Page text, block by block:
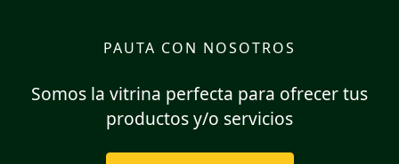
PAUTA CON NOSOTROS
Somos la vitrina perfecta para ofrecer tus
productos y/o servicios